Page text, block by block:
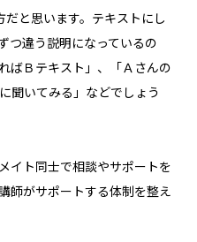
と思います。テキストにし
つ違う説明になっているの
ばＢテキスト」、「Ａさんの
聞いてみる」などでしょう
イト同士で相談やサポートを
師がサポートする体制を整え